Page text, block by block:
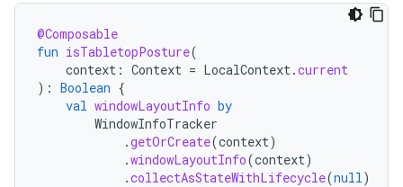
@Composable
fun isTabletopPosture(
context : Context = LocalContext .current
): Boolean {
val windowLayoutInfo by
WindowInfoTracker
.getOrCreate(context)
.windowLayoutInfo(context)
.collectAsStateWithLifecycle(null )